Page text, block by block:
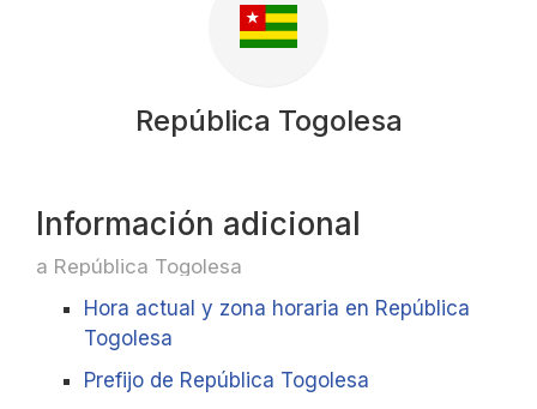
República Togolesa
Información adicional
a República Togolesa
Hora actual y zona horaria en República
Togolesa
Prefijo de República Togolesa